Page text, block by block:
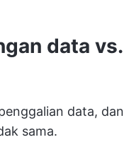
data vs.
data, dan
sama.